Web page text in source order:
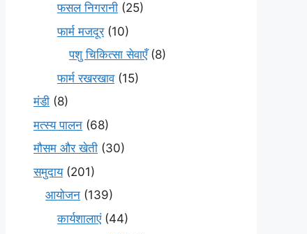
फसल निगरानी (25)
फार्म मजदूर(10)
पशु चिकित्सा सेवाएँ(8)
फार्म रखरखाव(15)
मंडी (8)
मत्स्य पालन (68)
मौसम और खेती (30)
समुदाय(201)
आयोजन (139)
कार्यशालाएं(44)